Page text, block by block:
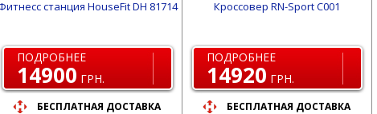
станция HouseFit DH 81714
ПОДРОБНЕЕ
14900 ГРН.
БЕСПЛАТНАЯ ДОСТАВКА
Кроссовер RN-Sport C001
ПОДРОБНЕЕ
14920 ГРН.
БЕСПЛАТНАЯ ДОСТАВКА